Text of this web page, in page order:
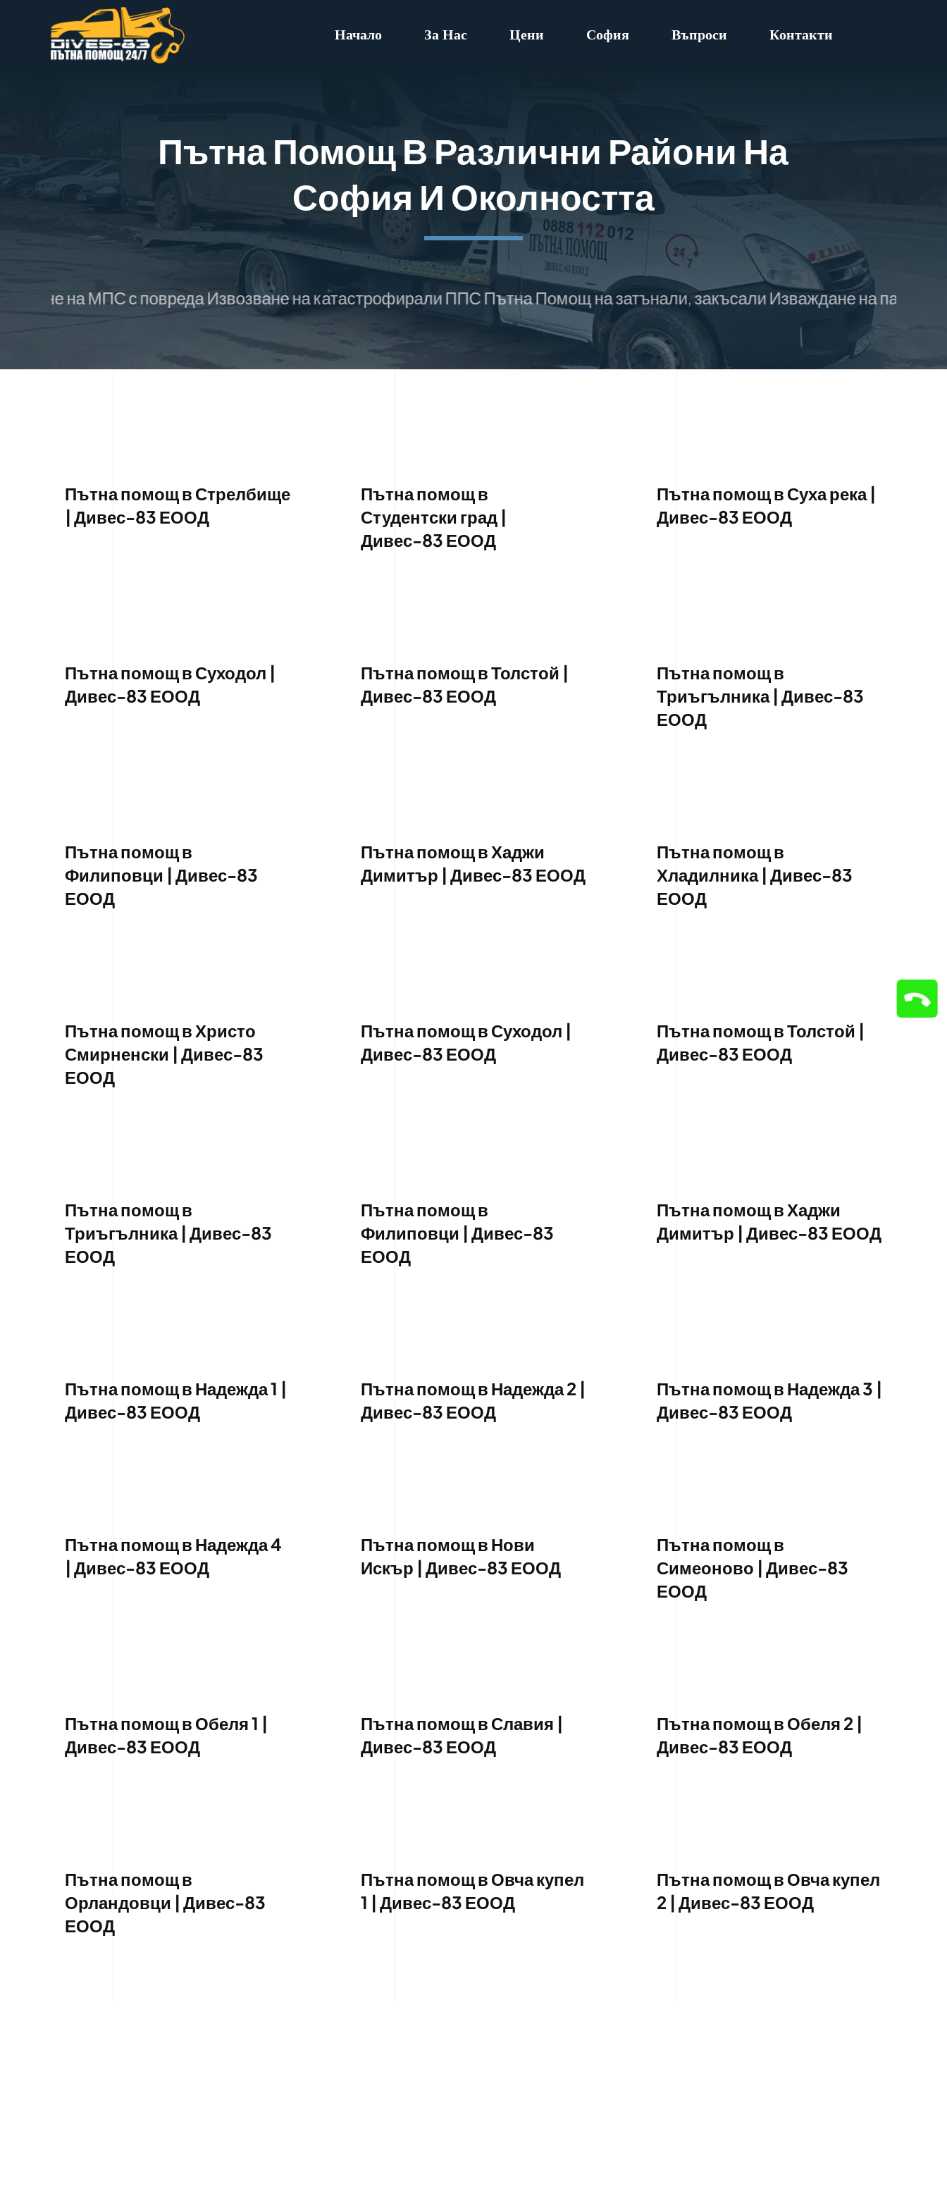
Начало За Нас Цени София Въпроси Контакти
Пътна Помощ В Различни Райони На
София И Околността
МПС с повреда Извозване на катастрофирали ППС Пътна Помощ на затънали, закъсали Изваждане на паднали в
Пътна помощ в Стрелбище
| Дивес-83 ЕООД
Пътна помощ в
Студентски град |
Дивес-83 ЕООД
Пътна помощ в Суха река |
Дивес-83 ЕООД
Пътна помощ в Суходол |
Дивес-83 ЕООД
Пътна помощ в Толстой |
Дивес-83 ЕООД
Пътна помощ в
Триъгълника | Дивес-83
ЕООД
Пътна помощ в
Филиповци | Дивес-83
ЕООД
Пътна помощ в Хаджи
Димитър | Дивес-83 ЕООД
Пътна помощ в
Хладилника | Дивес-83
ЕООД
Пътна помощ в Христо
Смирненски | Дивес-83
ЕООД
Пътна помощ в Суходол |
Дивес-83 ЕООД
Пътна помощ в Толстой |
Дивес-83 ЕООД
Пътна помощ в
Триъгълника | Дивес-83
ЕООД
Пътна помощ в
Филиповци | Дивес-83
ЕООД
Пътна помощ в Хаджи
Димитър | Дивес-83 ЕООД
Пътна помощ в Надежда 1 |
Дивес-83 ЕООД
Пътна помощ в Надежда 2 |
Дивес-83 ЕООД
Пътна помощ в Надежда 3 |
Дивес-83 ЕООД
Пътна помощ в Надежда 4
| Дивес-83 ЕООД
Пътна помощ в Нови
Искър | Дивес-83 ЕООД
Пътна помощ в
Симеоново | Дивес-83
ЕООД
Пътна помощ в Обеля 1 |
Дивес-83 ЕООД
Пътна помощ в Славия |
Дивес-83 ЕООД
Пътна помощ в Обеля 2 |
Дивес-83 ЕООД
Пътна помощ в
Орландовци | Дивес-83
ЕООД
Пътна помощ в Овча купел
1 | Дивес-83 ЕООД
Пътна помощ в Овча купел
2 | Дивес-83 ЕООД